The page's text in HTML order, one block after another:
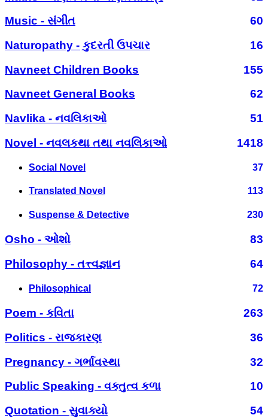
Music - સંગીત
60
Naturopathy - કુદરતી ઉપચાર
16
Navneet Children Books
155
Navneet General Books
62
Navlika - નવલિકાઓ
51
Novel - નવલકથા તથા નવલિકાઓ
1418
Social Novel 37
Translated Novel 113
Suspense & Detective 230
Osho - ઓશો
83
Philosophy - તત્ત્વજ્ઞાન
64
Philosophical 72
Poem - કવિતા
263
Politics - રાજકારણ
36
Pregnancy - ગર્ભાવસ્થા
32
Public Speaking - વક્તુત્વ કળા
10
Quotation - સુવાક્યો
54